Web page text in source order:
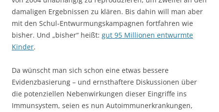
damaligen Ergebnissen zu klären. Bis dahin will man aber
mit den Schul-Entwurmungskampagnen fortfahren wie
bisher. Und „bisher“ heißt: gut 95 Millionen entwurmte
Kinder.
Da wünscht man sich schon eine etwas bessere
Evidenzbasierung – und ernsthaftere Diskussionen über
die potenziellen Nebenwirkungen dieser Eingriffe ins
Immunsystem, seien es nun Autoimmunerkrankungen,